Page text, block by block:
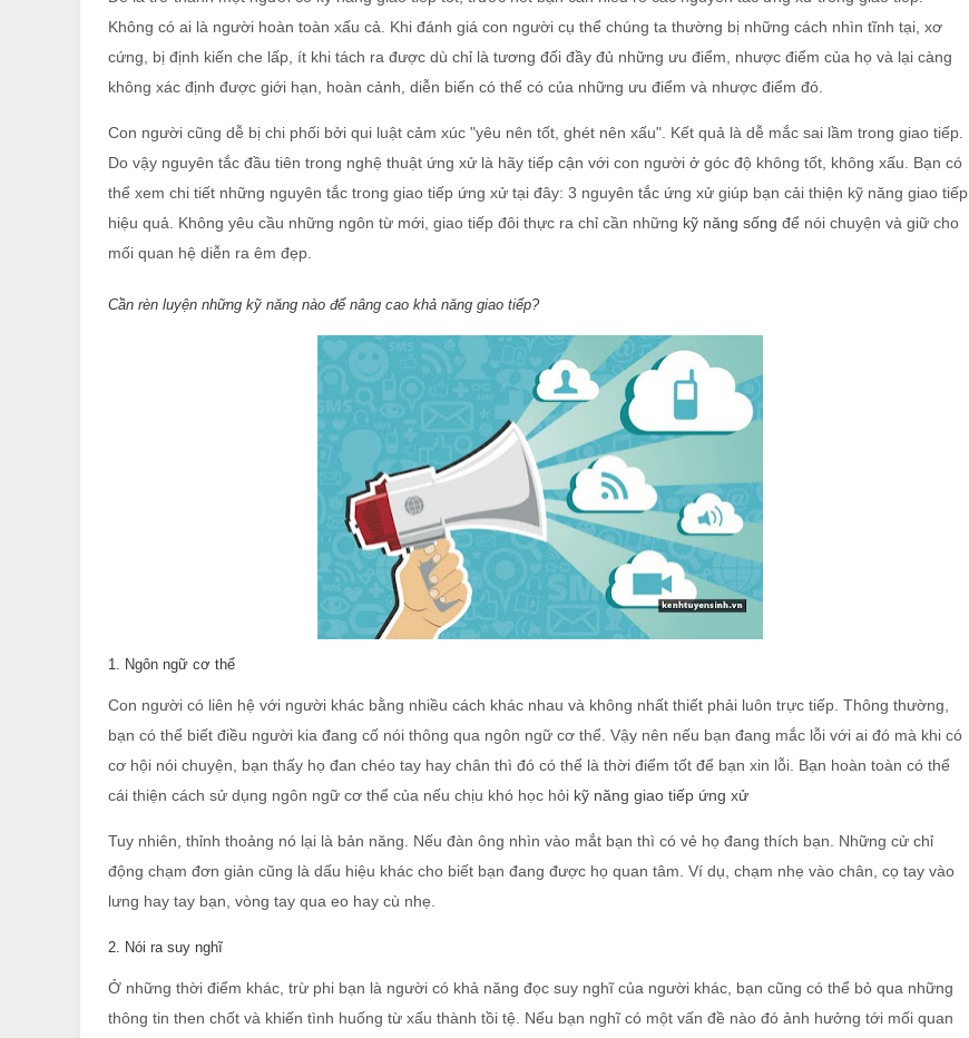
Không có ai là người hoàn toàn xấu cả. Khi đánh giá con người cụ thể chúng ta thường bị những cách nhìn tĩnh tại, xơ
cứng, bị định kiến che lấp, ít khi tách ra được dù chỉ là tương đối đầy đủ những ưu điểm, nhược điểm của họ và lại càng
không xác định được giới hạn, hoàn cảnh, diễn biến có thể có của những ưu điểm và nhược điểm đó.
Con người cũng dễ bị chi phối bởi qui luật cảm xúc "yêu nên tốt, ghét nên xấu". Kết quả là dễ mắc sai lầm trong giao tiếp.
Do vậy nguyên tắc đầu tiên trong nghệ thuật ứng xử là hãy tiếp cận với con người ở góc độ không tốt, không xấu. Bạn có
thể xem chi tiết những nguyên tắc trong giao tiếp ứng xử tại đây: 3 nguyên tắc ứng xử giúp bạn cải thiện kỹ năng giao tiếp
hiệu quả. Không yêu cầu những ngôn từ mới, giao tiếp đôi thực ra chỉ cần những kỹ năng sống để nói chuyện và giữ cho
mối quan hệ diễn ra êm đẹp.
Cần rèn luyện những kỹ năng nào để nâng cao khả năng giao tiếp?
1. Ngôn ngữ cơ thể
Con người có liên hệ với người khác bằng nhiều cách khác nhau và không nhất thiết phải luôn trực tiếp. Thông thường,
bạn có thể biết điều người kia đang cố nói thông qua ngôn ngữ cơ thể. Vậy nên nếu bạn đang mắc lỗi với ai đó mà khi có
cơ hội nói chuyện, bạn thấy họ đan chéo tay hay chân thì đó có thể là thời điểm tốt để bạn xin lỗi. Bạn hoàn toàn có thể
cái thiện cách sử dụng ngôn ngữ cơ thể của nếu chịu khó học hỏi kỹ năng giao tiếp ứng xử
Tuy nhiên, thỉnh thoảng nó lại là bản năng. Nếu đàn ông nhìn vào mắt bạn thì có vẻ họ đang thích bạn. Những cử chỉ
động chạm đơn giản cũng là dấu hiệu khác cho biết bạn đang được họ quan tâm. Ví dụ, chạm nhẹ vào chân, cọ tay vào
lưng hay tay bạn, vòng tay qua eo hay cù nhẹ.
2. Nói ra suy nghĩ
Ở những thời điểm khác, trừ phi bạn là người có khả năng đọc suy nghĩ của người khác, bạn cũng có thể bỏ qua những
thông tin then chốt và khiến tình huống từ xấu thành tồi tệ. Nếu bạn nghĩ có một vấn đề nào đó ảnh hưởng tới mối quan